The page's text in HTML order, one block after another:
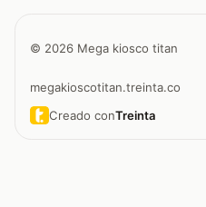
© 2026 Mega kiosco titan
megakioscotitan.treinta.co
Creado conTreinta